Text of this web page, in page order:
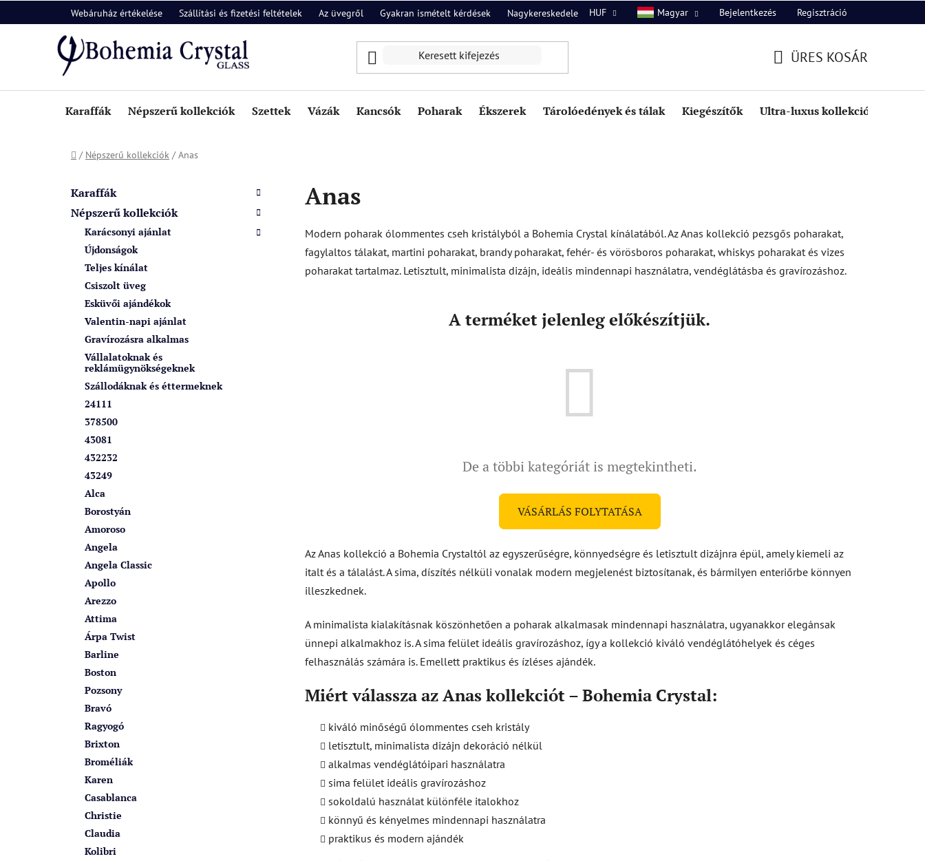
a
Webáruház értékelése Szállítási és fizetési feltételek Az üvegről Gyakran ismételt kérdések Nagykereskedelem Rólunk Kapcsolat
HUF Magyar Bejelentkezés Regisztráció
ÜRES KOSÁR
Karaffák Népszerű kollekciók Szettek Vázák Kancsók Poharak Ékszerek Tárolóedények és tálak Kiegészítők Ultra-luxus kollekció
Kezdőlap
/ Népszerű kollekciók / Anas
átugrása
Karaffák
Népszerű kollekciók
Karácsonyi ajánlat
Újdonságok
Teljes kínálat
Csiszolt üveg
Esküvői ajándékok
Valentin-napi ajánlat
Gravírozásra alkalmas
Vállalatoknak és
reklámügynökségeknek
Szállodáknak és éttermeknek
24111
378500
43081
432232
43249
Alca
Borostyán
Amoroso
Angela
Angela Classic
Apollo
Arezzo
Attima
Árpa Twist
Barline
Boston
Pozsony
Bravó
Ragyogó
Brixton
Broméliák
Karen
Casablanca
Christie
Claudia
Kolibri
Anas
Modern poharak ólommentes cseh kristályból a Bohemia Crystal kínálatából. Az Anas kollekció pezsgős poharakat,
fagylaltos tálakat, martini poharakat, brandy poharakat, fehér- és vörösboros poharakat, whiskys poharakat és vizes
poharakat tartalmaz. Letisztult, minimalista dizájn, ideális mindennapi használatra, vendéglátásba és gravírozáshoz.
A terméket jelenleg előkészítjük.
De a többi kategóriát is megtekintheti.
VÁSÁRLÁS FOLYTATÁSA
Az Anas kollekció a Bohemia Crystaltól az egyszerűségre, könnyedségre és letisztult dizájnra épül, amely kiemeli az
italt és a tálalást. A sima, díszítés nélküli vonalak modern megjelenést biztosítanak, és bármilyen enteriőrbe könnyen
illeszkednek.
A minimalista kialakításnak köszönhetően a poharak alkalmasak mindennapi használatra, ugyanakkor elegánsak
ünnepi alkalmakhoz is. A sima felület ideális gravírozáshoz, így a kollekció kiváló vendéglátóhelyek és céges
felhasználás számára is. Emellett praktikus és ízléses ajándék.
Miért válassza az Anas kollekciót – Bohemia Crystal:
kiváló minőségű ólommentes cseh kristály
letisztult, minimalista dizájn dekoráció nélkül
alkalmas vendéglátóipari használatra
sima felület ideális gravírozáshoz
sokoldalú használat különféle italokhoz
könnyű és kényelmes mindennapi használatra
praktikus és modern ajándék